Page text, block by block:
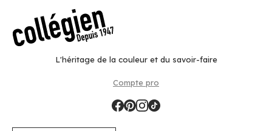
L'héritage de la couleur et du savoir-faire
Compte pro